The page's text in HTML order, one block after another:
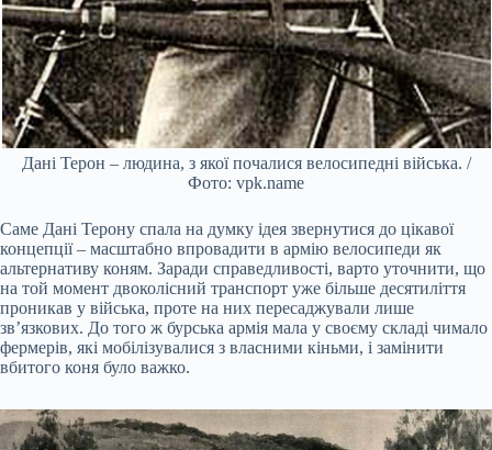
Дані Терон – людина, з якої почалися велосипедні війська. /
Фото: vpk.name
Саме Дані Терону спала на думку ідея звернутися до цікавої
концепції – масштабно впровадити в армію велосипеди як
альтернативу коням. Заради справедливості, варто уточнити, що
на той момент двоколісний транспорт уже більше десятиліття
проникав у війська, проте на них пересаджували лише
зв’язкових. До того ж бурська армія мала у своєму складі чимало
фермерів, які мобілізувалися з власними кіньми, і замінити
вбитого коня було важко.